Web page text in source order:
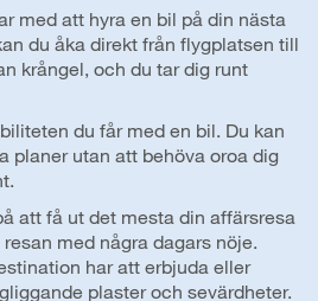
med att hyra en bil på din nästa
du åka direkt från flygplatsen till
krångel, och du tar dig runt
du får med en bil. Du kan
planer utan att behöva oroa dig
att få ut det mesta din affärsresa
med några dagars nöje.
har att erbjuda eller
plaster och sevärdheter.